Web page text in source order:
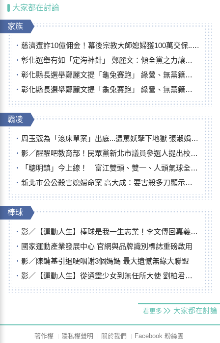
大家都在討論
家族
慈濟遭詐10億佣金！幕後宗教大師媳婦獲100萬交保...快步奔離不發一語
彰化選舉有如「定海神針」 鄭麗文：傾全黨之力讓彰化贏
彰化縣長選舉鄭麗文提「龜兔賽跑」 綠營、無黨籍忙否認是烏龜
彰化縣長選舉鄭麗文提「龜兔賽跑」 綠營、無黨籍忙否認是烏龜
霸凌
周玉蔻為「滾床單案」出庭...遭罵妖孽下地獄 張淑娟批：舌頭殺人有罪
影／醒醒吧教育部！民眾黨新北市議員參選人提出校園反毒防線升級政見
「聰明鎮」今上線！ 富江雙頭、雙一、人頭氣球全登場
新北市公公殺害媳婦命案 高大成：要害殺多刀顯示怨恨深
棒球
影／【運動人生】棒球是我一生志業！李文傳回嘉義扎根點亮KANO精神
國家運動產業發展中心 官網與品牌識別標誌重磅啟用
影／陳鏞基引退哽咽謝3個媽媽 最大遺憾無緣大聯盟
影／【運動人生】從通靈少女到無任所大使 劉柏君女裁判人生國際發光
看更多 大家都在討論
著作權 隱私權聲明 關於我們 Facebook 粉絲團